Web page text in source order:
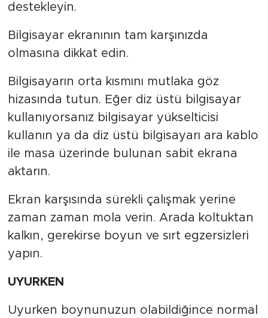
destekleyin.
Bilgisayar ekranının tam karşınızda
olmasına dikkat edin.
Bilgisayarın orta kısmını mutlaka göz
hizasında tutun. Eğer diz üstü bilgisayar
kullanıyorsanız bilgisayar yükselticisi
kullanın ya da diz üstü bilgisayarı ara kablo
ile masa üzerinde bulunan sabit ekrana
aktarın.
Ekran karşısında sürekli çalışmak yerine
zaman zaman mola verin. Arada koltuktan
kalkın, gerekirse boyun ve sırt egzersizleri
yapın.
UYURKEN
Uyurken boynunuzun olabildiğince normal